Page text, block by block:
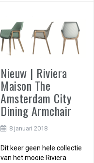
Nieuw | Riviera
Maison The
Amsterdam City
Dining Armchair
8 januari 2018
Dit keer geen hele collectie
van het mooie Riviera